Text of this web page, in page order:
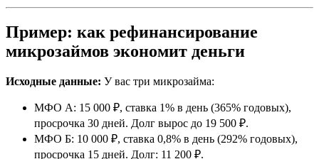
Пример: как рефинансирование
микрозаймов экономит деньги
Исходные данные: У вас три микрозайма:
МФО А: 15 000 ₽, ставка 1% в день (365% годовых),
просрочка 30 дней. Долг вырос до 19 500 ₽.
МФО Б: 10 000 ₽, ставка 0,8% в день (292% годовых),
просрочка 15 дней. Долг: 11 200 ₽.